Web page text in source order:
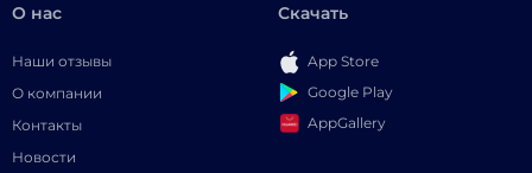
О нас
Наши отзывы
О компании
Контакты
Новости
Скачать
App Store
Google Play
AppGallery